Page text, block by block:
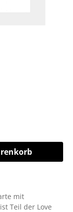
mit
Teil der Love